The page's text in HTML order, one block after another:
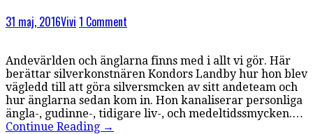
31 maj, 2016Vivi 1 Comment
Andevärlden och änglarna finns med i allt vi gör. Här
berättar silverkonstnären Kondors Landby hur hon blev
vägledd till att göra silversmcken av sitt andeteam och
hur änglarna sedan kom in. Hon kanaliserar personliga
ängla-, gudinne-, tidigare liv-, och medeltidssmycken.…
Continue Reading →